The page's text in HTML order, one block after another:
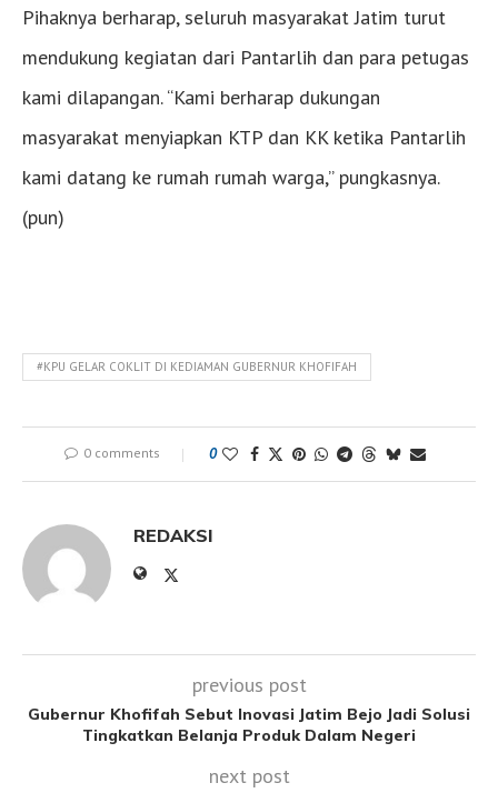
Pihaknya berharap, seluruh masyarakat Jatim turut
mendukung kegiatan dari Pantarlih dan para petugas
kami dilapangan. “Kami berharap dukungan
masyarakat menyiapkan KTP dan KK ketika Pantarlih
kami datang ke rumah rumah warga,” pungkasnya.
(pun)
#KPU GELAR COKLIT DI KEDIAMAN GUBERNUR KHOFIFAH
0 comments 0
REDAKSI
previous post
Gubernur Khofifah Sebut Inovasi Jatim Bejo Jadi Solusi
Tingkatkan Belanja Produk Dalam Negeri
next post